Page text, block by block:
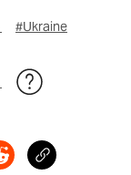
#Ukraine